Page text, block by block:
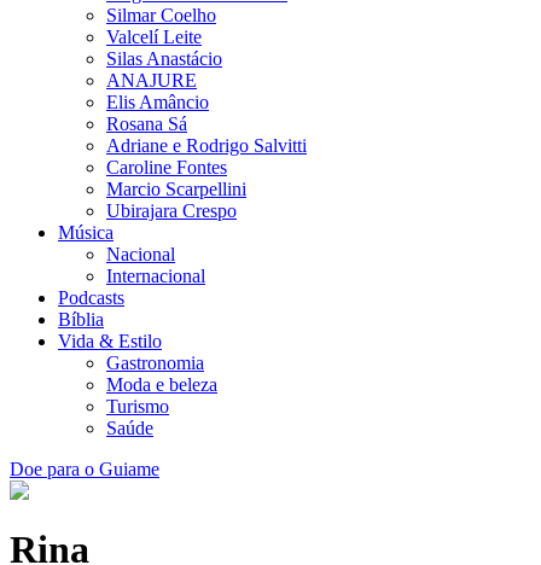
Silmar Coelho
Valcelí Leite
Silas Anastácio
ANAJURE
Elis Amâncio
Rosana Sá
Adriane e Rodrigo Salvitti
Caroline Fontes
Marcio Scarpellini
Ubirajara Crespo
Música
Nacional
Internacional
Podcasts
Bíblia
Vida & Estilo
Gastronomia
Moda e beleza
Turismo
Saúde
Doe para o Guiame
Rina